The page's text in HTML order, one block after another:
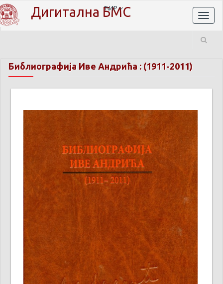
Дигитална БМС
ЋИР
Библиографија Иве Андрића : (1911-2011)